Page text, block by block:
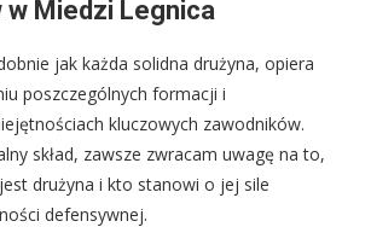
Miedzi Legnica
jak każda solidna drużyna, opiera
poszczególnych formacji i
kluczowych zawodników.
skład, zawsze zwracam uwagę na to,
drużyna i kto stanowi o jej sile
defensywnej.